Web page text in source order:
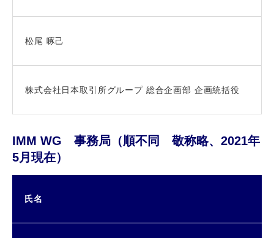
松尾 啄己
株式会社日本取引所グループ 総合企画部 企画統括役
IMM WG 事務局（順不同 敬称略、2021年
5月現在）
氏名